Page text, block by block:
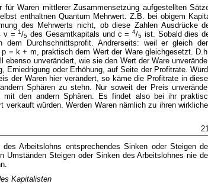
Waren mittlerer Zusammensetzung aufgestellten
enthaltnen Quantum Mehrwert. Z.B. bei obigem
des Mehrwerts nicht, ob diese Zahlen Ausdrücke
v =1 /5 des Gesamtkapitals und c =4/5 ist. Sobald dies
Durchschnittsprofit. Andrerseits: weil er gleich
k + m, praktisch dem Wert der Ware gleichgesetzt. D.h.,
unverändert, wie sie den Wert der Ware
Erniedrigung oder Erhöhung, auf Seite der Profitrate.
der Waren hier verändert, so käme die Profitrate in
Sphären zu stehn. Nur soweit der Preis
mit den andern Sphären. Es findet also bei ihr
würden. Werden Waren nämlich zu ihren
Arbeitslohns entsprechendes Sinken oder Steigen
Umständen Steigen oder Sinken des Arbeitslohnes nie
Kapitalisten